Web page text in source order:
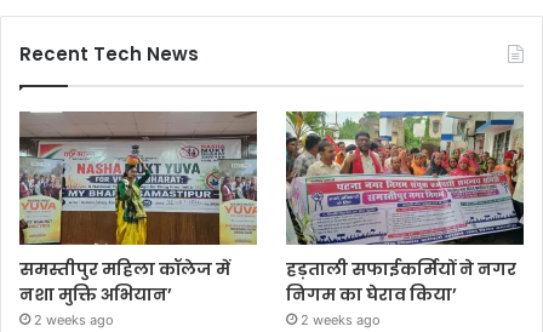
Recent Tech News
समस्तीपुर महिला कॉलेज में
नशा मुक्ति अभियान’
2 weeks ago
हड़ताली सफाईकर्मियों ने नगर
निगम का घेराव किया’
2 weeks ago